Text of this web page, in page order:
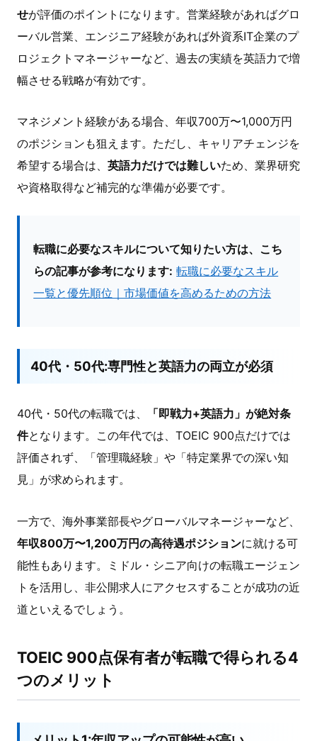
せが評価のポイントになります。営業経験があればグロ
ーバル営業、エンジニア経験があれば外資系IT企業のプ
ロジェクトマネージャーなど、過去の実績を英語力で増
幅させる戦略が有効です。
マネジメント経験がある場合、年収700万〜1,000万円
のポジションも狙えます。ただし、キャリアチェンジを
希望する場合は、 英語力だけでは難しいため、業界研究
や資格取得など補完的な準備が必要です。
転職に必要なスキルについて知りたい方は、こち
らの記事が参考になります: 転職に必要なスキル
一覧と優先順位｜市場価値を高めるための方法
40代・50代:専門性と英語力の両立が必須
40代・50代の転職では、
「即戦力+英語力」が絶対条
件となります。この年代では、TOEIC 900点だけでは
評価されず、「管理職経験」や「特定業界での深い知
見」が求められます。
一方で、海外事業部長やグローバルマネージャーなど、
年収800万〜1,200万円の高待遇ポジションに就ける可
能性もあります。ミドル・シニア向けの転職エージェン
トを活用し、非公開求人にアクセスすることが成功の近
道といえるでしょう。
TOEIC 900点保有者が転職で得られる4
つのメリット